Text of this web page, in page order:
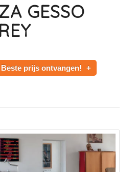
GESSO
prijs ontvangen! +